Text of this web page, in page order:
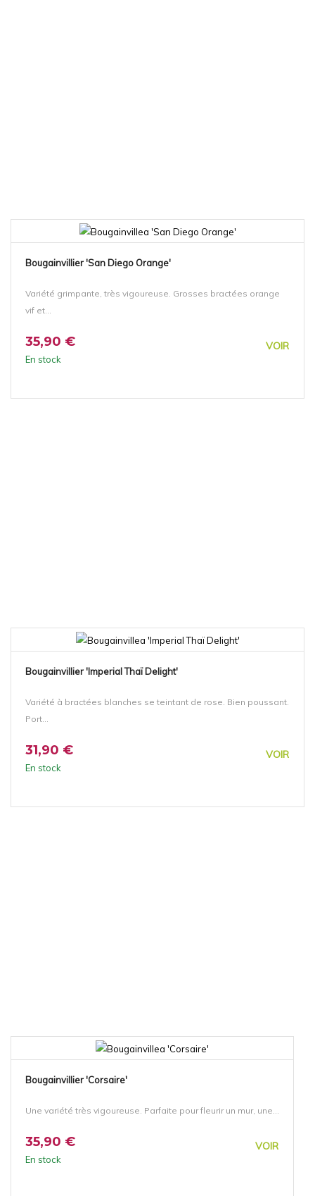
Bougainvillier 'San Diego Orange'
Variété grimpante, très vigoureuse. Grosses bractées orange
vif et...
35,90 € VOIR
En stock
Bougainvillier 'Imperial Thaï Delight'
Variété à bractées blanches se teintant de rose. Bien poussant.
Port...
31,90 € VOIR
En stock
Bougainvillier 'Corsaire'
Une variété très vigoureuse. Parfaite pour fleurir un mur, une...
35,90 € VOIR
En stock